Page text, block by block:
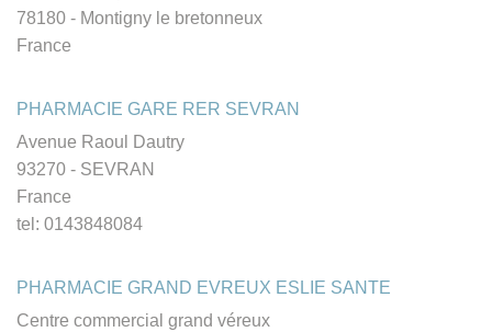
78180 - Montigny le bretonneux
France
PHARMACIE GARE RER SEVRAN
Avenue Raoul Dautry
93270 - SEVRAN
France
tel: 0143848084
PHARMACIE GRAND EVREUX ESLIE SANTE
Centre commercial grand véreux